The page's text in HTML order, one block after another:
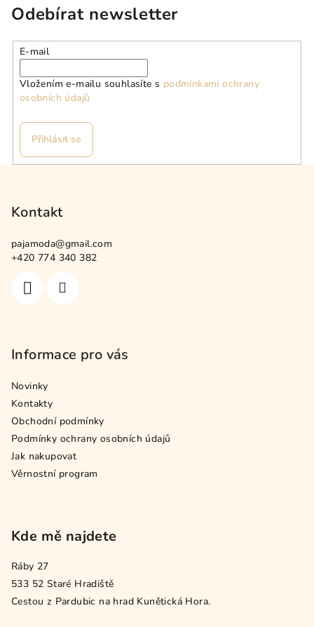
hvězdiček.
Odebírat newsletter
E-mail
Vložením e-mailu souhlasíte s podmínkami ochrany
osobních údajů
Přihlásit se
Kontakt
pajamoda@gmail.com
+420 774 340 382
Informace pro vás
Novinky
Kontakty
Obchodní podmínky
Podmínky ochrany osobních údajů
Jak nakupovat
Věrnostní program
Kde mě najdete
Ráby 27
533 52 Staré Hradiště
Cestou z Pardubic na hrad Kunětická Hora.